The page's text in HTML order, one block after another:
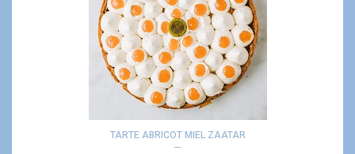
TARTE ABRICOT MIEL ZAATAR